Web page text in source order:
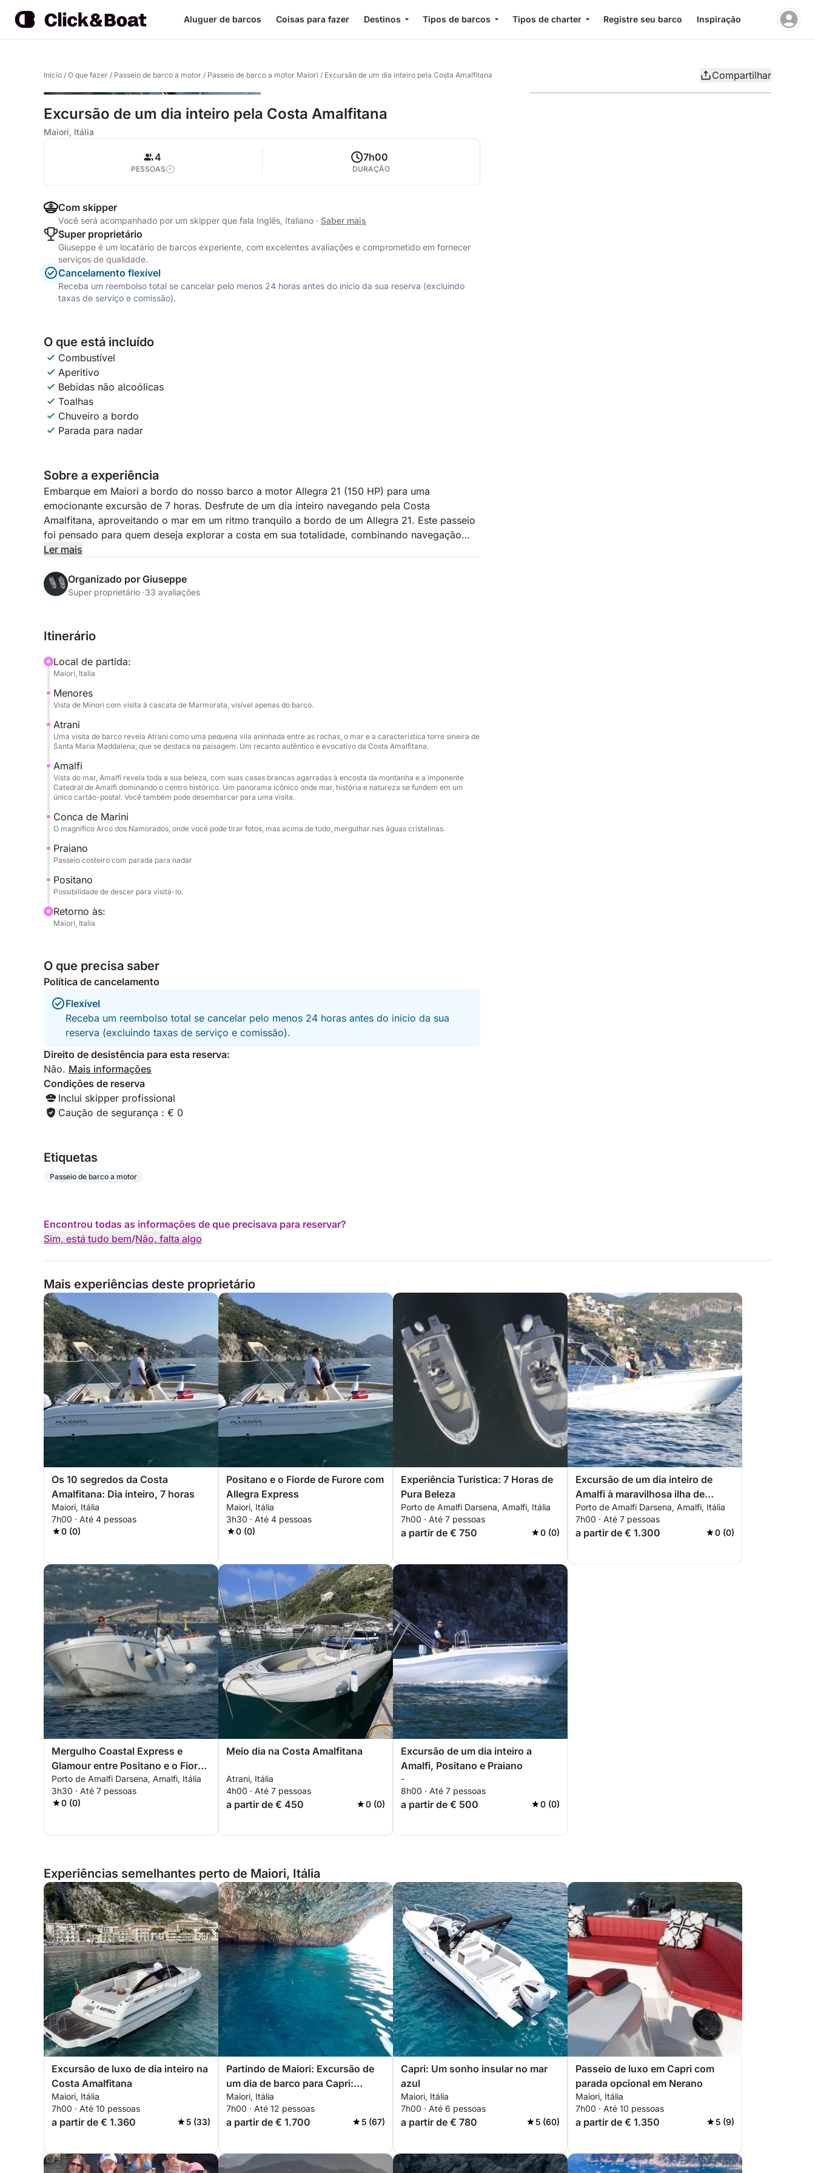
Aluguer de barcos Coisas para fazer Destinos Tipos de barcos Tipos de charter Registre seu barco Inspiração
Início / O que fazer / Passeio de barco a motor / Passeio de barco a motor Maiori / Excursão de um dia inteiro pela Costa Amalfitana Compartilhar
Excursão de um dia inteiro pela Costa Amalfitana
Maiori, Itália
4
PESSOAS
7h00
DURAÇÃO
Com skipper
Você será acompanhado por um skipper que fala Inglês, Italiano · Saber mais
Super proprietário
Giuseppe é um locatário de barcos experiente, com excelentes avaliações e comprometido em fornecer
serviços de qualidade.
Cancelamento flexível
Receba um reembolso total se cancelar pelo menos 24 horas antes do início da sua reserva (excluindo
taxas de serviço e comissão).
O que está incluído
Combustível
Aperitivo
Bebidas não alcoólicas
Toalhas
Chuveiro a bordo
Parada para nadar
Sobre a experiência
Embarque em Maiori a bordo do nosso barco a motor Allegra 21 (150 HP) para uma
emocionante excursão de 7 horas. Desfrute de um dia inteiro navegando pela Costa
Amalfitana, aproveitando o mar em um ritmo tranquilo a bordo de um Allegra 21. Este passeio
foi pensado para quem deseja explorar a costa em sua totalidade, combinando navegação
panorâmica, mergulhos refrescantes e momentos de puro relaxamento.
Durante o dia, você navegará por uma das costas mais emblemáticas do Mediterrâneo,
admirando Amalfi, Praiano e Positano do mar, com seus penhascos imponentes e cores
toldo durante as horas mais quentes do dia.
O barco oferece todo o conforto necessário para um dia perfeito: um amplo terraço, ducha de
água doce, sistema de som Bluetooth, entradas USB, escada de embarque e frigobar. Com
capacidade para até 6 pessoas, é ideal para famílias e grupos de amigos.
O preço inclui o barco, combustível, capitão, bebidas a bordo e toalhas de praia, para que
você possa se concentrar apenas em aproveitar o mar e a vista.
Esta experiência é a escolha ideal para quem deseja vivenciar a Costa Amalfitana pelo mar de
uma forma autêntica, relaxante e inesquecível, criando memórias especiais com as pessoas
que você ama.
Combustível incluído.
Não hesite em me contatar pelo Click&Boat para obter informações e reservar esta
Ler mais
Organizado por Giuseppe
Super proprietário ·33 avaliações
Itinerário
Local de partida:
Maiori, Italia
Menores
Vista de Minori com visita à cascata de Marmorata, visível apenas do barco.
Atrani
Uma visita de barco revela Atrani como uma pequena vila aninhada entre as rochas, o mar e a característica torre sineira de
Santa Maria Maddalena, que se destaca na paisagem. Um recanto autêntico e evocativo da Costa Amalfitana.
Amalfi
Vista do mar, Amalfi revela toda a sua beleza, com suas casas brancas agarradas à encosta da montanha e a imponente
Catedral de Amalfi dominando o centro histórico. Um panorama icônico onde mar, história e natureza se fundem em um
único cartão-postal. Você também pode desembarcar para uma visita.
Conca de Marini
O magnífico Arco dos Namorados, onde você pode tirar fotos, mas acima de tudo, mergulhar nas águas cristalinas.
Praiano
Passeio costeiro com parada para nadar
Positano
Possibilidade de descer para visitá-lo.
Retorno às:
Maiori, Italia
O que precisa saber
Política de cancelamento
Flexível
Receba um reembolso total se cancelar pelo menos 24 horas antes do início da sua
reserva (excluindo taxas de serviço e comissão).
Direito de desistência para esta reserva:
Não. Mais informações
Condições de reserva
Inclui skipper profissional
Caução de segurança : € 0
Etiquetas
Passeio de barco a motor
Encontrou todas as informações de que precisava para reservar?
Sim, está tudo bem/Não, falta algo
Mais experiências deste proprietário
Os 10 segredos da Costa
Amalfitana: Dia inteiro, 7 horas
Maiori, Itália
7h00 · Até 4 pessoas
0 (0)
Positano e o Fiorde de Furore com
Allegra Express
Maiori, Itália
3h30 · Até 4 pessoas
0 (0)
Experiência Turística: 7 Horas de
Pura Beleza
Porto de Amalfi Darsena, Amalfi, Itália
7h00 · Até 7 pessoas
a partir de € 750 0 (0)
Excursão de um dia inteiro de
Amalfi à maravilhosa ilha de
Capri.
Porto de Amalfi Darsena, Amalfi, Itália
7h00 · Até 7 pessoas
a partir de € 1.300 0 (0)
Mergulho Coastal Express e
Glamour entre Positano e o Fiorde
Furore
Porto de Amalfi Darsena, Amalfi, Itália
3h30 · Até 7 pessoas
0 (0)
Meio dia na Costa Amalfitana
Atrani, Itália
4h00 · Até 7 pessoas
a partir de € 450 0 (0)
Excursão de um dia inteiro a
Amalfi, Positano e Praiano
-
8h00 · Até 7 pessoas
a partir de € 500 0 (0)
Experiências semelhantes perto de Maiori, Itália
Excursão de luxo de dia inteiro na
Costa Amalfitana
Maiori, Itália
7h00 · Até 10 pessoas
a partir de € 1.360 5 (33)
Partindo de Maiori: Excursão de
um dia de barco para Capri:
Descubra a Costa Amalfitana com
estilo
Maiori, Itália
7h00 · Até 12 pessoas
a partir de € 1.700 5 (67)
Capri: Um sonho insular no mar
azul
Maiori, Itália
7h00 · Até 6 pessoas
a partir de € 780 5 (60)
Passeio de luxo em Capri com
parada opcional em Nerano
Maiori, Itália
7h00 · Até 10 pessoas
a partir de € 1.350 5 (9)